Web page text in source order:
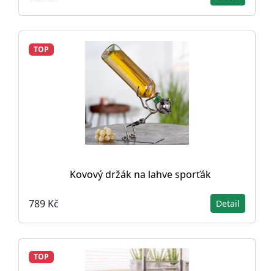
TOP
Kovový držák na lahve sporťák
789 Kč Detail
TOP